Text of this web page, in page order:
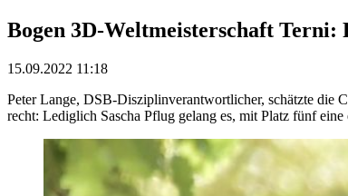
Bogen 3D-Weltmeisterschaft
15.09.2022 11:18
Peter Lange, DSB-Disziplinverantwortlicher, schätzte die
recht: Lediglich Sascha Pflug gelang es, mit Platz fünf